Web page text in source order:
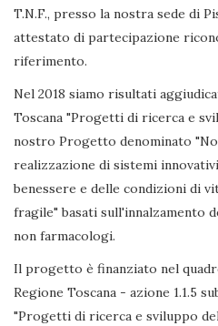
T.N.F., presso la nostra sede di
attestato di partecipazione
riferimento.
Nel 2018 siamo risultati
Toscana "Progetti di ricerca e
nostro Progetto denominato
realizzazione di sistemi
benessere e delle condizioni di
fragile" basati sull'innalzamento
non farmacologi.
Il progetto è finanziato nel
Regione Toscana - azione 1.1.5
"Progetti di ricerca e sviluppo